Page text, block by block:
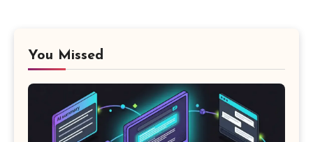
You Missed